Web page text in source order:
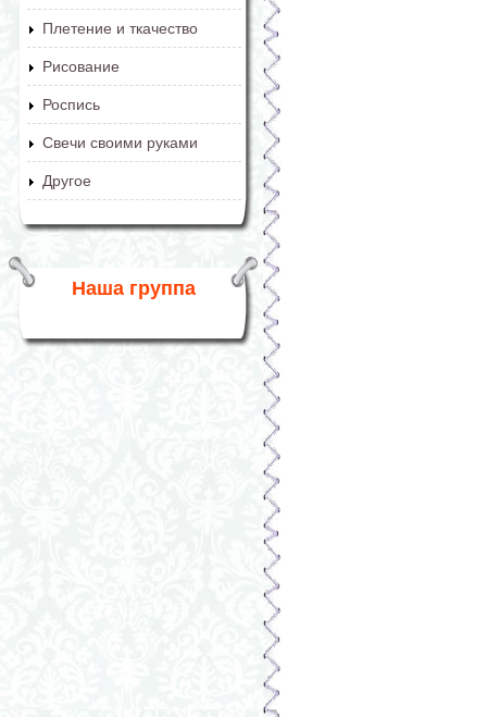
Плетение и ткачество
Рисование
Роспись
Свечи своими руками
Другое
Наша группа